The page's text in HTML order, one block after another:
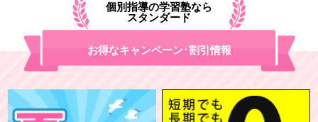
個別指導の学習塾なら
スタンダード
お得なキャンペーン･割引情報